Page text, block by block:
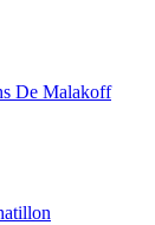
De Malakoff